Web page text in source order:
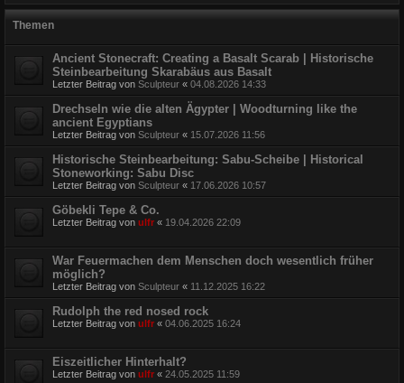
Themen
Ancient Stonecraft: Creating a Basalt Scarab | Historische
Steinbearbeitung Skarabäus aus Basalt
Letzter Beitrag von Sculpteur « 04.08.2026 14:33
Drechseln wie die alten Ägypter | Woodturning like the
ancient Egyptians
Letzter Beitrag von Sculpteur « 15.07.2026 11:56
Historische Steinbearbeitung: Sabu-Scheibe | Historical
Stoneworking: Sabu Disc
Letzter Beitrag von Sculpteur « 17.06.2026 10:57
Göbekli Tepe & Co.
Letzter Beitrag von ulfr « 19.04.2026 22:09
War Feuermachen dem Menschen doch wesentlich früher
möglich?
Letzter Beitrag von Sculpteur « 11.12.2025 16:22
Rudolph the red nosed rock
Letzter Beitrag von ulfr « 04.06.2025 16:24
Eiszeitlicher Hinterhalt?
Letzter Beitrag von ulfr « 24.05.2025 11:59